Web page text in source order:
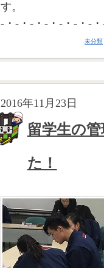
す。
-・-・-・-・-・-・-
未分類
2016年11月23日
留学生の
た！